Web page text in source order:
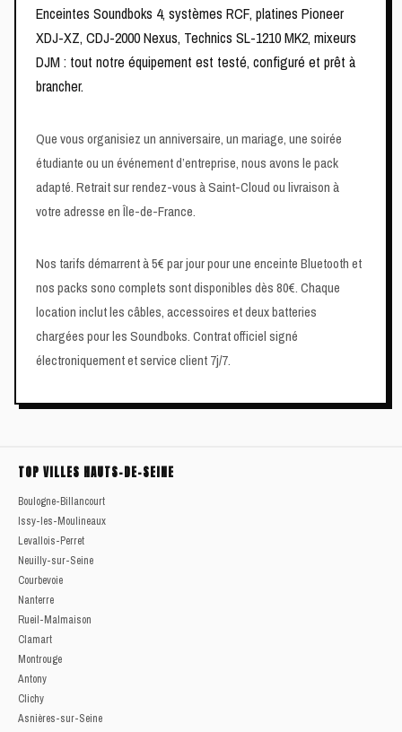
Enceintes Soundboks 4, systèmes RCF, platines Pioneer
XDJ-XZ, CDJ-2000 Nexus, Technics SL-1210 MK2, mixeurs
DJM : tout notre équipement est testé, configuré et prêt à
brancher.
Que vous organisiez un anniversaire, un mariage, une soirée
étudiante ou un événement d’entreprise, nous avons le pack
adapté. Retrait sur rendez-vous à Saint-Cloud ou livraison à
votre adresse en Île-de-France.
Nos tarifs démarrent à 5€ par jour pour une enceinte Bluetooth et
nos packs sono complets sont disponibles dès 80€. Chaque
location inclut les câbles, accessoires et deux batteries
chargées pour les Soundboks. Contrat officiel signé
électroniquement et service client 7j/7.
TOP VILLES HAUTS-DE-SEINE
Boulogne-Billancourt
Issy-les-Moulineaux
Levallois-Perret
Neuilly-sur-Seine
Courbevoie
Nanterre
Rueil-Malmaison
Clamart
Montrouge
Antony
Clichy
Asnières-sur-Seine